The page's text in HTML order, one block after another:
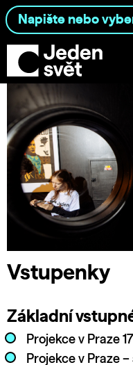
Vstupenky
Základní
Projekce v Praze
Projekce v Praze